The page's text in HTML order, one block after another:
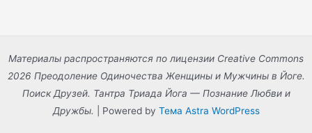
Материалы распространяются по лицензии Creative Commons
2026 Преодоление Одиночества Женщины и Мужчины в Йоге.
Поиск Друзей. Тантра Триада Йога — Познание Любви и
Дружбы. | Powered by Тема Astra WordPress